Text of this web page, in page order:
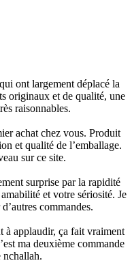
ont largement déplacé la
originaux et de qualité, une
raisonnables.
achat chez vous. Produit
et qualité de l’emballage.
sur ce site.
surprise par la rapidité
et votre sériosité. Je
commandes.
à applaudir, ça fait vraiment
ma deuxième commande
nchallah.